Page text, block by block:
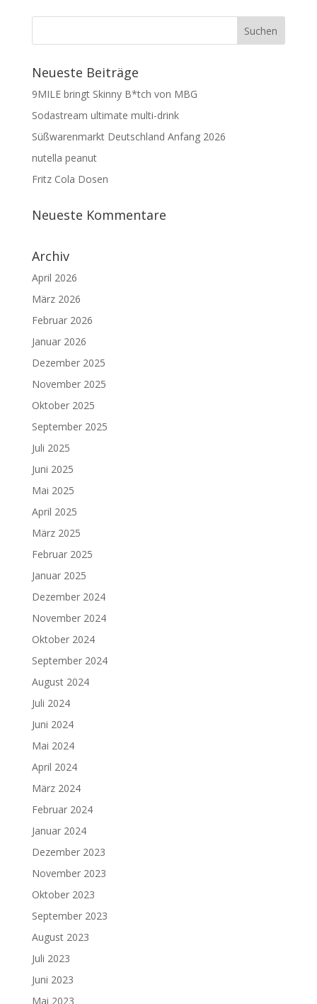
Neueste Beiträge
9MILE bringt Skinny B*tch von MBG
Sodastream ultimate multi-drink
Süßwarenmarkt Deutschland Anfang 2026
nutella peanut
Fritz Cola Dosen
Neueste Kommentare
Archiv
April 2026
März 2026
Februar 2026
Januar 2026
Dezember 2025
November 2025
Oktober 2025
September 2025
Juli 2025
Juni 2025
Mai 2025
April 2025
März 2025
Februar 2025
Januar 2025
Dezember 2024
November 2024
Oktober 2024
September 2024
August 2024
Juli 2024
Juni 2024
Mai 2024
April 2024
März 2024
Februar 2024
Januar 2024
Dezember 2023
November 2023
Oktober 2023
September 2023
August 2023
Juli 2023
Juni 2023
Mai 2023